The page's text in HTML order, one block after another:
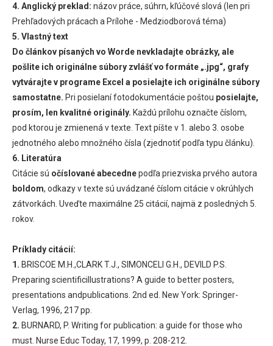
4. Anglický preklad: názov práce, súhrn, kľúčové slová (len pri
Prehľadových prácach a Prílohe - Medziodborová téma)
5. Vlastný text
Do článkov písaných vo Worde nevkladajte obrázky, ale
pošlite ich originálne súbory zvlášť vo formáte „.jpg“, grafy
vytvárajte v programe Excel a posielajte ich originálne súbory
samostatne. Pri posielaní fotodokumentácie poštou posielajte,
prosím, len kvalitné originály. Každú prílohu označte číslom,
pod ktorou je zmienená v texte. Text píšte v 1. alebo 3. osobe
jednotného alebo množného čísla (zjednotiť podľa typu článku).
6. Literatúra
Citácie sú očíslované abecednepodľa priezviska prvého autora
boldom, odkazy v texte sú uvádzané číslom citácie v okrúhlych
zátvorkách. Uveďte maximálne 25 citácií, najmä z posledných 5.
rokov.
Príklady citácií:
1. BRISCOE M.H.,CLARK T.J., SIMONCELI G.H., DEVILD P.S.
Preparing scientificillustrations? A guide to better posters,
presentations andpublications. 2nd ed. New York: Springer-
Verlag, 1996, 217 pp.
2. BURNARD, P. Writing for publication: a guide for those who
must. Nurse Educ Today, 17, 1999, p. 208-212.